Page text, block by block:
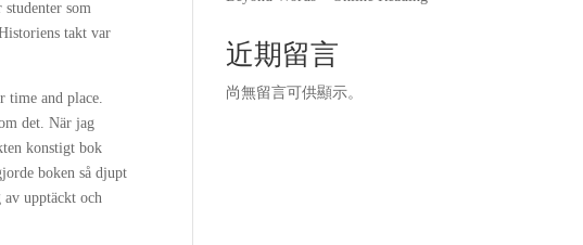
som
takt var
time and place.
det. När jag
konstigt bok
boken så djupt
av upptäckt och
近期留言
尚無留言可供顯示。